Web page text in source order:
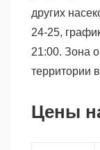
других
24-25,
21:00. Зона
территории
Цены